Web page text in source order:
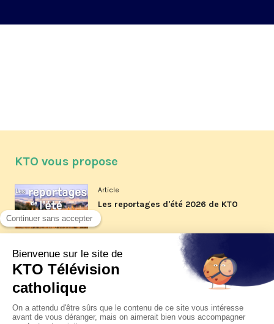
KTO vous propose
Article
Les reportages d'été 2026 de KTO
La visite pastorale du pape Léon
XIV à Assise à suivre sur KTO le
jeudi 6 août
Article
Le pape en Uruguay, Argentine et